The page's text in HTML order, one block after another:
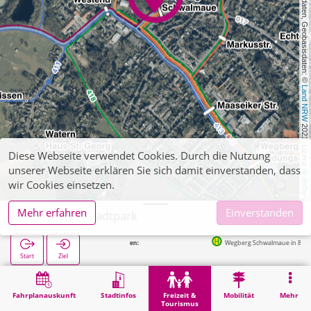
, Kartendaten, Geobasisdaten: ©
Land NRW
2021, Lizenz
dl-de/by-2-0
Fahrplanauskunft Stadtinfos
Freizeit &
Tourismus
Mobilität Mehr
Wegberg, Stadtpark
Start Ziel
Wegberg Schwalmaue in 81m
Freizeit & Tourismus Naherholung Wegberg, Stadtpark
Diese Webseite verwendet Cookies. Durch die Nutzung
unserer Webseite erklären Sie sich damit einverstanden, dass
wir Cookies einsetzen.
Mehr erfahren
Einverstanden